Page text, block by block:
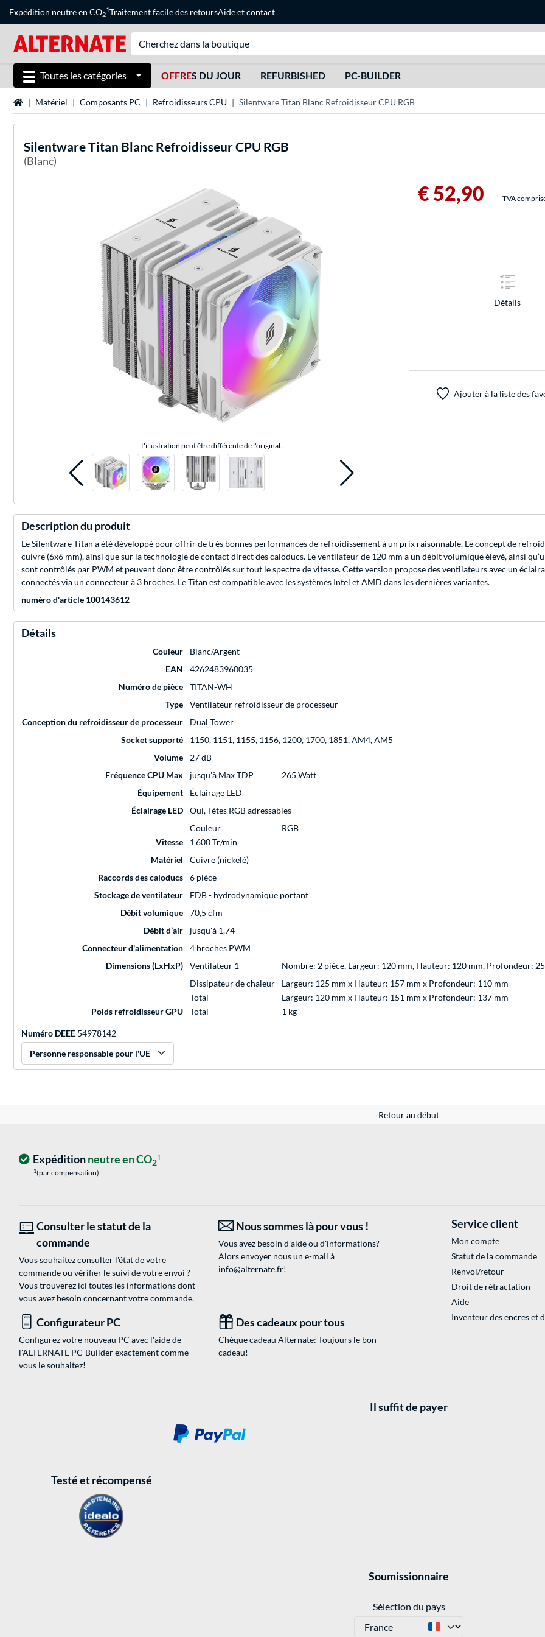
Expédition neutre en CO2
1Traitement facile des retoursAideetcontact
Toutes les catégories OFFRES DU JOUR REFURBISHED PC-BUILDER
Page d'accueil
Matériel Composants PC Refroidisseurs CPU Silentware Titan Blanc Refroidisseur CPU RGB
SilentwareTitan Blanc Refroidisseur CPU RGB
(Blanc)
L'illustration peut être différente de l'original.
€ 52,90 TVA
Détails
Ajouter à la liste des
Description du produit
Le Silentware Titan a été développé pour offrir de très bonnes performances de refroidissement à un prix raisonnable. Le concept de
cuivre (6x6 mm), ainsi que sur la technologie de contact direct des caloducs. Le ventilateur de 120 mm a un débit volumique élevé, ainsi
sont contrôlés par PWM et peuvent donc être contrôlés sur tout le spectre de vitesse. Cette version propose des ventilateurs avec un
connectés via un connecteur à 3 broches. Le Titan est compatible avec les systèmes Intel et AMD dans les dernières variantes.
numéro d'article 100143612
Détails
Couleur
Blanc/Argent
EAN
4262483960035
Numéro de pièce
TITAN-WH
Type
Ventilateur refroidisseur de processeur
Conception du refroidisseur de processeur
Dual Tower
Socket supporté
1150, 1151, 1155, 1156, 1200, 1700, 1851, AM4, AM5
Volume
27 dB
Fréquence CPU Max
jusqu'à Max TDP
265 Watt
Équipement
Éclairage LED
Éclairage LED
Oui, Têtes RGB adressables
Couleur
RGB
Vitesse
1 600 Tr/min
Matériel
Cuivre (nickelé)
Raccords des caloducs
6 pièce
Stockage de ventilateur
FDB - hydrodynamique portant
Débit volumique
70,5 cfm
Débit d’air
jusqu'à 1,74
Connecteur d'alimentation
4 broches PWM
Dimensions (LxHxP)
Ventilateur 1
Nombre: 2 pièce, Largeur: 120 mm, Hauteur: 120 mm, Profondeur:
Dissipateur de chaleur
Largeur: 125 mm x Hauteur: 157 mm x Profondeur: 110 mm
Total
Largeur: 120 mm x Hauteur: 151 mm x Profondeur: 137 mm
Poids refroidisseur GPU
Total 1 kg
Numéro DEEE 54978142
Personne responsable pour l'UE
Retour au début
Expéditionneutre en CO21
1(par compensation)
Consulter le statut de la
commande
Vous souhaitez consulter l'état de votre
commande ou vérifier le suivi de votre envoi ?
Vous trouverez ici toutes les informations dont
vous avez besoin concernant votre commande.
Nous sommes là pour vous !
Vous avez besoin d'aide ou d'informations?
Alors envoyer nous un e-mail à
info@alternate.fr!
Configurateur PC
Configurez votre nouveau PC avec l'aide de
l'ALTERNATE PC-Builder exactement comme
vous le souhaitez!
Des cadeaux pour tous
Chèque cadeau Alternate: Toujours le bon
cadeau!
Service client
Mon compte
Statut de la commande
Renvoi/retour
Droit de rétractation
Aide
Inventeur des encres et
Il suffit de payer
Testé et récompensé
Soumissionnaire
Sélection du pays